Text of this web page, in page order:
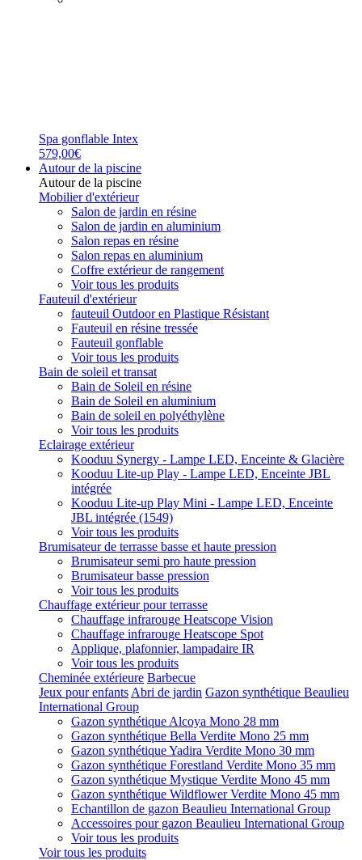
Spa gonflable Intex
579,00€
Autour de la piscine
Autour de la piscine
Mobilier d'extérieur
Salon de jardin en résine
Salon de jardin en aluminium
Salon repas en résine
Salon repas en aluminium
Coffre extérieur de rangement
Voir tous les produits
Fauteuil d'extérieur
fauteuil Outdoor en Plastique Résistant
Fauteuil en résine tressée
Fauteuil gonflable
Voir tous les produits
Bain de soleil et transat
Bain de Soleil en résine
Bain de Soleil en aluminium
Bain de soleil en polyéthylène
Voir tous les produits
Eclairage extérieur
Kooduu Synergy - Lampe LED, Enceinte & Glacière
Kooduu Lite-up Play - Lampe LED, Enceinte JBL
intégrée
Kooduu Lite-up Play Mini - Lampe LED, Enceinte
JBL intégrée (1549)
Voir tous les produits
Brumisateur de terrasse basse et haute pression
Brumisateur semi pro haute pression
Brumisateur basse pression
Voir tous les produits
Chauffage extérieur pour terrasse
Chauffage infrarouge Heatscope Vision
Chauffage infrarouge Heatscope Spot
Applique, plafonnier, lampadaire IR
Voir tous les produits
Cheminée extérieure Barbecue
Jeux pour enfants Abri de jardin Gazon synthétique Beaulieu
International Group
Gazon synthétique Alcoya Mono 28 mm
Gazon synthétique Bella Verdite Mono 25 mm
Gazon synthétique Yadira Verdite Mono 30 mm
Gazon synthétique Forestland Verdite Mono 35 mm
Gazon synthétique Mystique Verdite Mono 45 mm
Gazon synthétique Wildflower Verdite Mono 45 mm
Echantillon de gazon Beaulieu International Group
Accessoires pour gazon Beaulieu International Group
Voir tous les produits
Voir tous les produits